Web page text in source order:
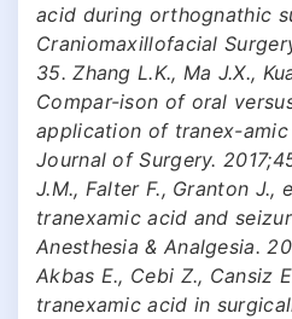
acid during orthognathic
Craniomaxillofacial
35. Zhang L.K., Ma J.X.,
Compar-ison of oral
application of tranex-
Journal of Surgery.
J.M., Falter F., Granton J.,
tranexamic acid and
Anesthesia & Analgesia.
Akbas E., Cebi Z., Cansiz
tranexamic acid in